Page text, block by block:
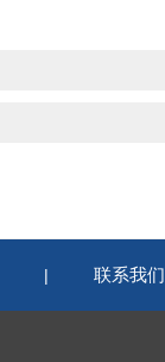
| 联系我们